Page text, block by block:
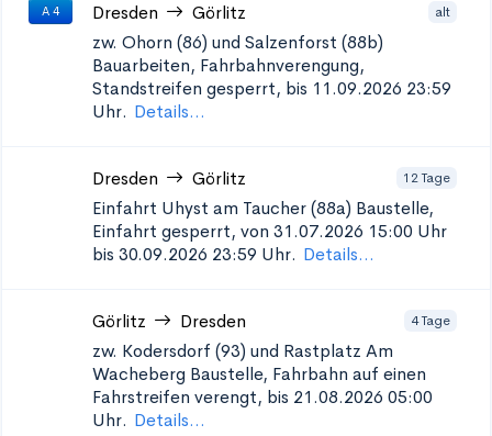
A 4 Dresden Görlitz alt
zw. Ohorn (86) und Salzenforst (88b)
Bauarbeiten, Fahrbahnverengung,
Standstreifen gesperrt, bis 11.09.2026 23:59
Uhr. Details...
Dresden Görlitz 12 Tage
Einfahrt Uhyst am Taucher (88a) Baustelle,
Einfahrt gesperrt, von 31.07.2026 15:00 Uhr
bis 30.09.2026 23:59 Uhr. Details...
Görlitz Dresden 4 Tage
zw. Kodersdorf (93) und Rastplatz Am
Wacheberg Baustelle, Fahrbahn auf einen
Fahrstreifen verengt, bis 21.08.2026 05:00
Uhr. Details...